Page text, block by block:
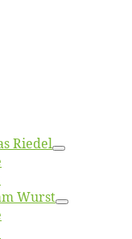
Riedel
Wurst